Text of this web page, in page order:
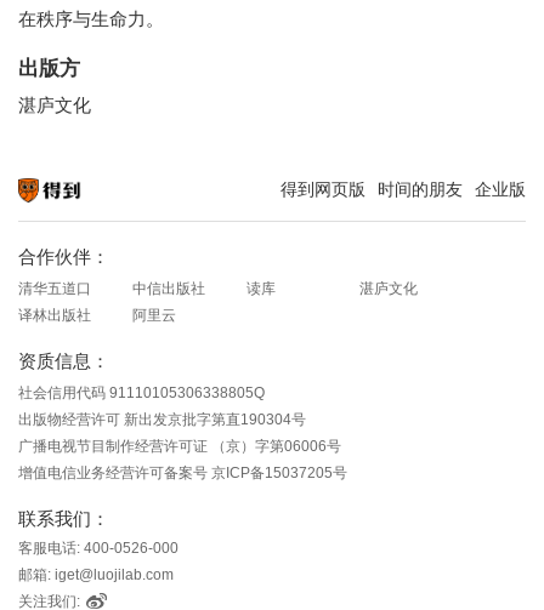
在秩序与生命力。
出版方
湛庐文化
得到网页版 时间的朋友 企业版
合作伙伴：
清华五道口 中信出版社 读库
湛庐文化
译林出版社
阿里云
资质信息：
社会信用代码 91110105306338805Q
出版物经营许可 新出发京批字第直190304号
广播电视节目制作经营许可证 （京）字第06006号
增值电信业务经营许可备案号 京ICP备15037205号
联系我们：
客服电话: 400-0526-000
邮箱: iget@luojilab.com
关注我们: